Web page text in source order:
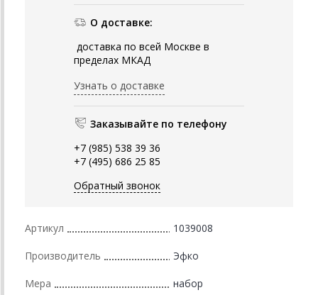
О доставке:
доставка по всей Москве в
пределах МКАД
Узнать о доставке
Заказывайте по телефону
+7 (985) 538 39 36
+7 (495) 686 25 85
Обратный звонок
Артикул 1039008
Производитель Эфко
Мера набор